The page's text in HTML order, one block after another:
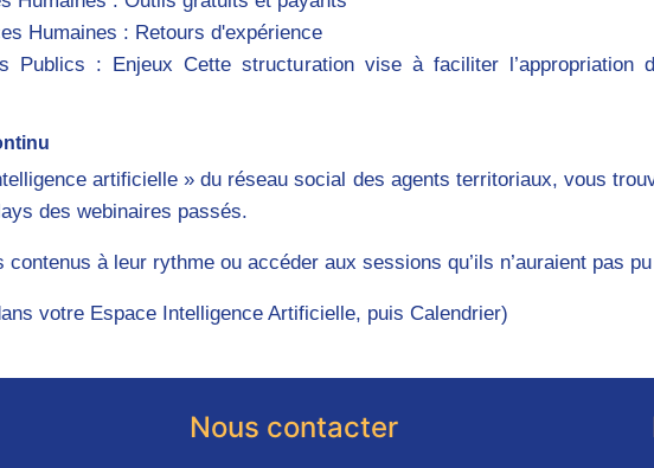
Humaines : Retours d'expérience
: Enjeux Cette structuration vise à faciliter l’appropriation
artificielle » du réseau social des agents territoriaux, vous
des webinaires passés.
à leur rythme ou accéder aux sessions qu’ils n’auraient pas
votre Espace Intelligence Artificielle, puis Calendrier)
Nous contacter